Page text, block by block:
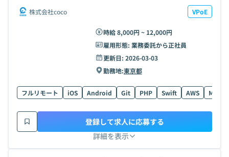
株式会社coco VPoE
時給 8,000円 ~ 12,000円
雇用形態: 業務委託から正社員
更新日: 2026-03-03
勤務地:東京都
フルリモート iOS Android Git PHP Swift AWS MySQL
詳細を表示
登録して求人に応募する